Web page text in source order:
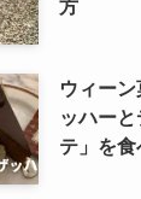
方
ウィー
ッハー
テ」を